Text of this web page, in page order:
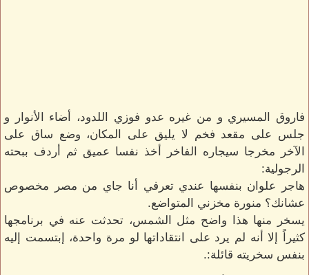
فاروق المسيري و من غيره عدو فوزي اللدود، أضاء الأنوار و
جلس على مقعد فخم لا يليق على المكان، وضع ساق على
الآخر مخرجا سيجاره الفاخر أخذ نفسا عميق ثم أردف ببحته
الرجولية:
هاجر علوان بنفسها عندي تعرفي أنا جاي من مصر مخصوص
عشانك؟ منورة مخزني المتواضع.
يسخر منها هذا واضح مثل الشمس، تحدثت عنه في برنامجها
كثيراً إلا أنه لم يرد على انتقاداتها لو مرة واحدة، إبتسمت إليه
بنفس سخريته قائلة:.